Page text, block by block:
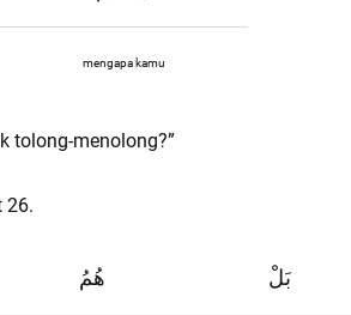
mengapa kamu
tolong-menolong?”
26.
هُمُ بَلْ